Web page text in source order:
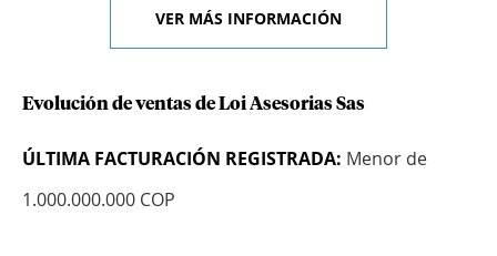
VER MÁS INFORMACIÓN
Evolución de ventas de Loi Asesorias Sas
ÚLTIMA FACTURACIÓN REGISTRADA: Menor de
1.000.000.000 COP